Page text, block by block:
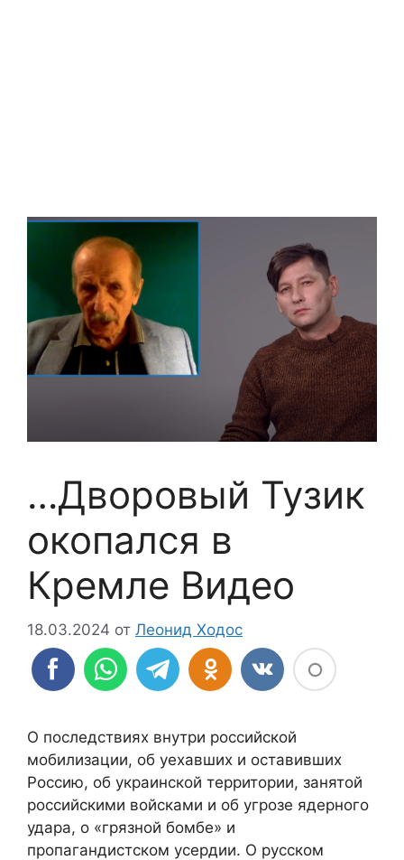
…Дворовый Тузик
окопался в
Кремле Видео
18.03.2024 от Леонид Ходос
О последствиях внутри российской
мобилизации, об уехавших и оставивших
Россию, об украинской территории, занятой
российскими войсками и об угрозе ядерного
удара, о «грязной бомбе» и
пропагандистском усердии. О русском